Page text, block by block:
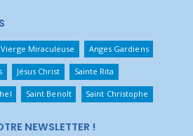
Vierge Miraculeuse Anges Gardiens
Jésus Christ Sainte Rita
Saint Benoît Saint Christophe
NEWSLETTER !